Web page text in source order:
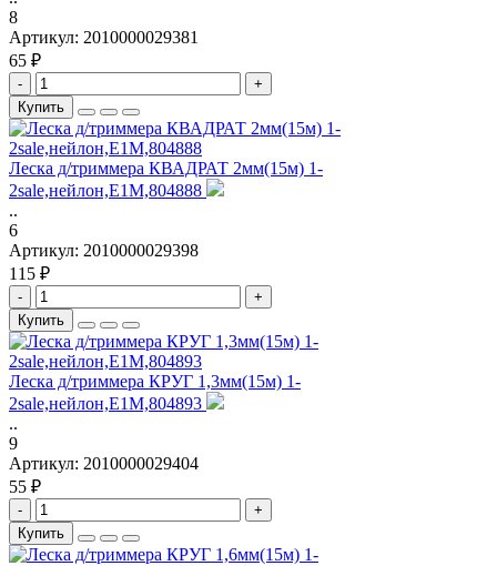
8
Артикул: 2010000029381
65 ₽
-
+
Купить
Леска д/триммера КВАДРАТ 2мм(15м) 1-
2sale,нейлон,Е1М,804888
..
6
Артикул: 2010000029398
115 ₽
-
+
Купить
Леска д/триммера КРУГ 1,3мм(15м) 1-
2sale,нейлон,Е1М,804893
..
9
Артикул: 2010000029404
55 ₽
-
+
Купить